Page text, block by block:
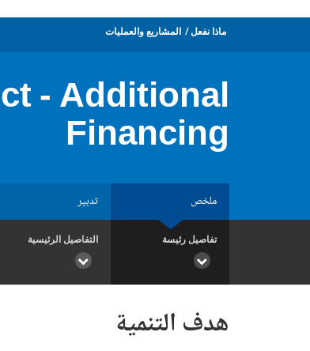
ماذا نفعل المشاريع والعمليات
- Additional
Financing
ملخص تدبير
تفاصيل رئيسة التفاصيل الرئيسية
هدف التنمية